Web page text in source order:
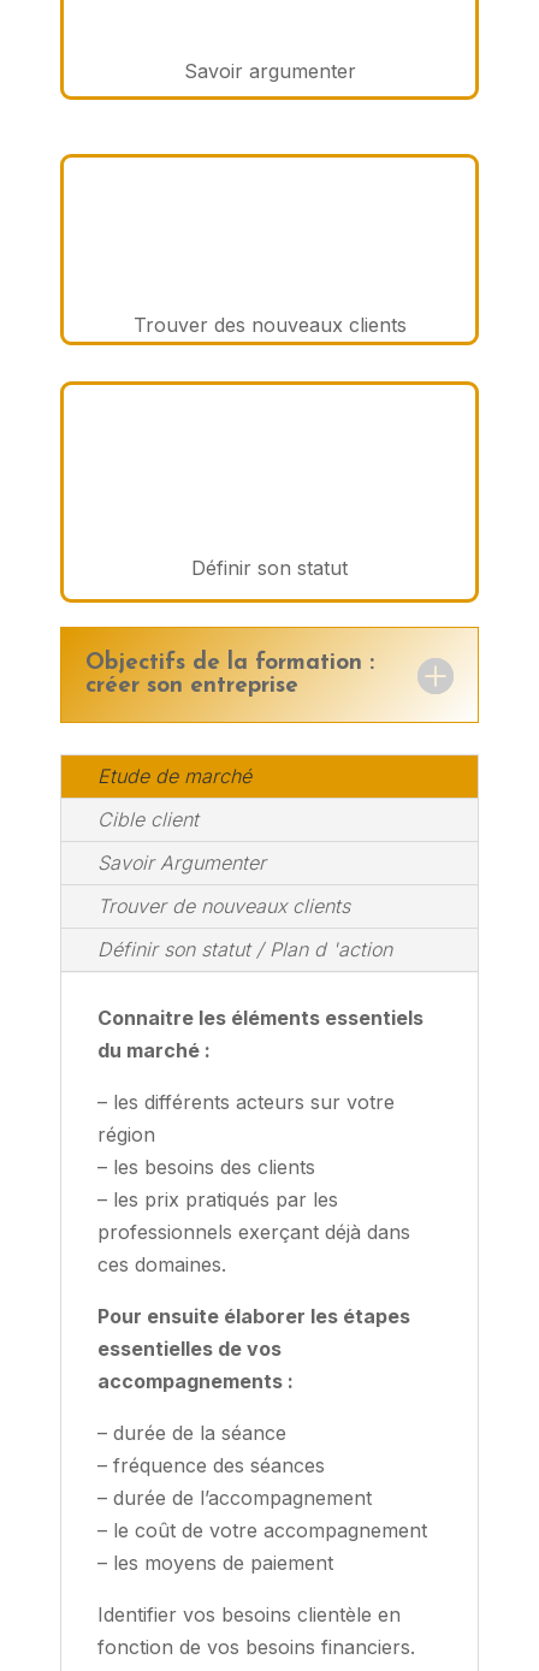
Savoir argumenter
Trouver des nouveaux clients
Définir son statut
Objectifs de la formation :
créer son entreprise
Etude de marché
Cible client
Savoir Argumenter
Trouver de nouveaux clients
Définir son statut / Plan d 'action
Connaitre les éléments essentiels
du marché :
– les différents acteurs sur votre
région
– les besoins des clients
– les prix pratiqués par les
professionnels exerçant déjà dans
ces domaines.
Pour ensuite élaborer les étapes
essentielles de vos
accompagnements :
– durée de la séance
– fréquence des séances
– durée de l’accompagnement
– le coût de votre accompagnement
– les moyens de paiement
Identifier vos besoins clientèle en
fonction de vos besoins financiers.